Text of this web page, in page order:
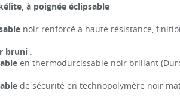
à poignée éclipsable
noir renforcé à haute résistance,
bruni.
en thermodurcissable noir brillant
de sécurité en technopolymère noir